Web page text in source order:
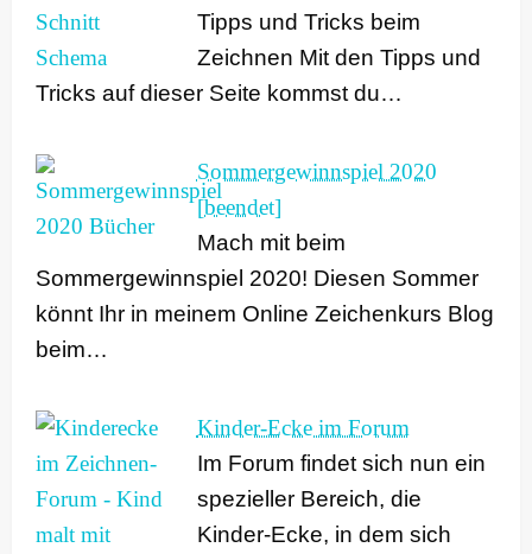
Tipps und Tricks beim
Zeichnen Mit den Tipps und
Tricks auf dieser Seite kommst du…
Sommergewinnspiel 2020
[beendet]
Mach mit beim
Sommergewinnspiel 2020! Diesen Sommer
könnt Ihr in meinem Online Zeichenkurs Blog
beim…
Kinder-Ecke im Forum
Im Forum findet sich nun ein
spezieller Bereich, die
Kinder-Ecke, in dem sich